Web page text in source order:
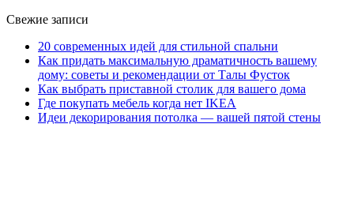
Свежие записи
20 современных идей для стильной спальни
Как придать максимальную драматичность вашему
дому: советы и рекомендации от Талы Фусток
Как выбрать приставной столик для вашего дома
Где покупать мебель когда нет IKEA
Идеи декорирования потолка — вашей пятой стены